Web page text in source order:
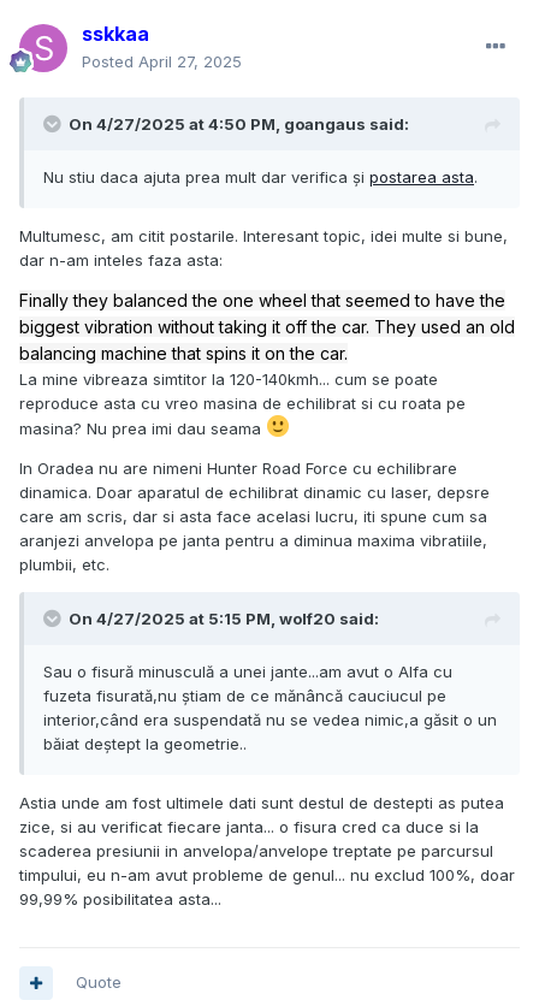
sskkaa
Posted April 27, 2025
On 4/27/2025 at 4:50 PM, goangaus said:
Nu stiu daca ajuta prea mult dar verifica și postarea asta.
Multumesc, am citit postarile. Interesant topic, idei multe si bune,
dar n-am inteles faza asta:
Finally they balanced the one wheel that seemed to have the
biggest vibration without taking it off the car. They used an old
balancing machine that spins it on the car.
La mine vibreaza simtitor la 120-140kmh... cum se poate
reproduce asta cu vreo masina de echilibrat si cu roata pe
masina? Nu prea imi dau seama
In Oradea nu are nimeni Hunter Road Force cu echilibrare
dinamica. Doar aparatul de echilibrat dinamic cu laser, depsre
care am scris, dar si asta face acelasi lucru, iti spune cum sa
aranjezi anvelopa pe janta pentru a diminua maxima vibratiile,
plumbii, etc.
On 4/27/2025 at 5:15 PM, wolf20 said:
Sau o fisură minusculă a unei jante...am avut o Alfa cu
fuzeta fisurată,nu știam de ce mănâncă cauciucul pe
interior,când era suspendată nu se vedea nimic,a găsit o un
băiat deștept la geometrie..
Astia unde am fost ultimele dati sunt destul de destepti as putea
zice, si au verificat fiecare janta... o fisura cred ca duce si la
scaderea presiunii in anvelopa/anvelope treptate pe parcursul
timpului, eu n-am avut probleme de genul... nu exclud 100%, doar
99,99% posibilitatea asta...
Quote